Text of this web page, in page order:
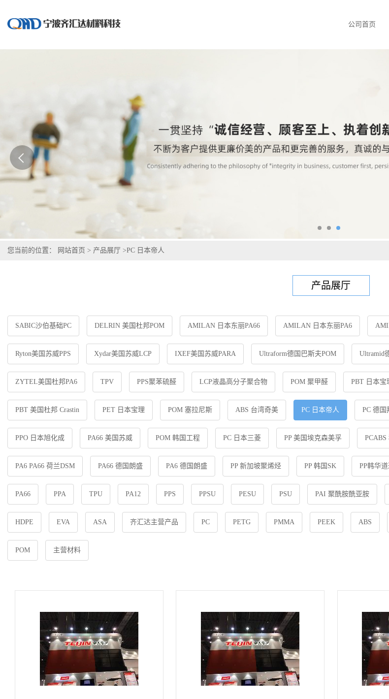
公司首页
您当前的位置： 网站首页 > 产品展厅 >PC 日本帝人
产品展厅
SABIC沙伯基础PC DELRIN 美国杜邦POM AMILAN 日本东丽PA66 AMILAN 日本东丽PA6
Ryton美国苏威PPS Xydar美国苏威LCP IXEF美国苏威PARA Ultraform德国巴斯夫POM Ultramid
ZYTEL美国杜邦PA6 TPV PPS聚苯硫醛 LCP液晶高分子聚合物 POM 聚甲醛 PBT 日本宝
PBT 美国杜邦 Crastin PET 日本宝理 POM 塞拉尼斯 ABS 台湾奇美 PC 日本帝人 PC 德国
PPO 日本旭化成 PA66 美国苏威 POM 韩国工程 PC 日本三菱 PP 美国埃克森美孚 PCABS
PA6 PA66 荷兰DSM PA66 德国朗盛 PA6 德国朗盛 PP 新加坡聚烯烃 PP 韩国SK PP韩华
PA66 PPA TPU PA12 PPS PPSU PESU PSU PAI 聚酰胺酰亚胺
HDPE EVA ASA 齐汇达主营产品 PC PETG PMMA PEEK ABS
POM 主营材料